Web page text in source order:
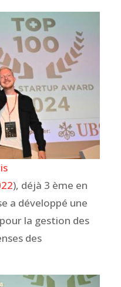
), déjà 3 ème en
a développé une
la gestion des
des